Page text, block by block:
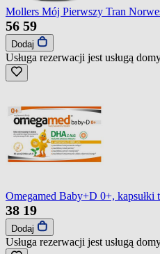
Mollers Mój Pierwszy Tran
56 59
Dodaj
Usługa rezerwacji jest usługą
Omegamed Baby+D 0+, kapsułki
38 19
Dodaj
Usługa rezerwacji jest usługą